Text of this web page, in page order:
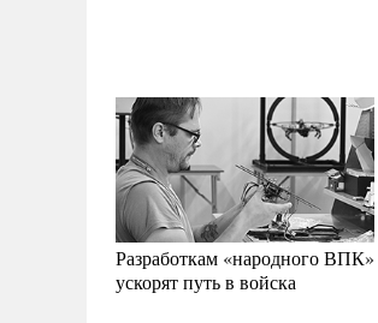
Разработкам «народного ВПК»
ускорят путь в войска